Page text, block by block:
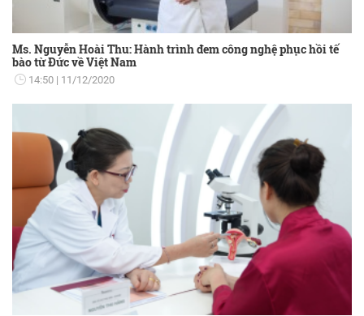
Ms. Nguyễn Hoài Thu: Hành trình đem công nghệ phục hồi tế
bào từ Đức về Việt Nam
14:50 11/12/2020